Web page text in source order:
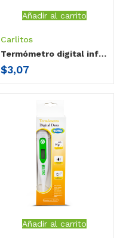
Añadir al carrito
Carlitos
Termómetro digital infantil Vaca Carlitos
$3,07
Añadir al carrito